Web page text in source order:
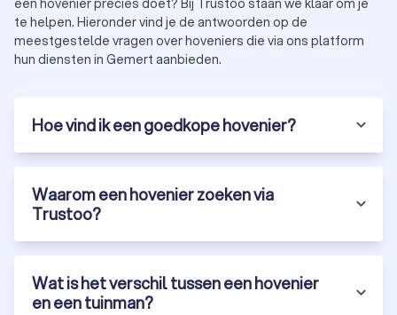
is, bijvoorbeeld via een brancheorganisatie zoals
Vereniging van Hoveniers en Groenvoorzieners (VHG).
Prijs:vraag meerdere offertes aan om een goed beeld
Ontdek de beste hoveniers in Gemert via
Trustoo
Bij Trustoo hebben we een selectie gemaakt van de meest
ervaren en betrouwbare hoveniers in Gemert. Onze top 10 is
gebaseerd op klantbeoordelingen, ervaring en
certificeringen. Via ons platform vraag je gratis offertes aan
van hoveniers in Gemert.
Klantbeoordelingen:
te helpen. Hieronder vind je de antwoorden op de
meestgestelde vragen over hoveniers die via ons platform
hun diensten in Gemert aanbieden.
Hoe vind ik een goedkope hovenier?
Waarom een hovenier zoeken via
Trustoo?
Wat is het verschil tussen een hovenier
en een tuinman?